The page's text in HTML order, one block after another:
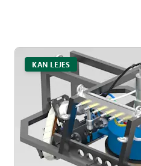
KAN LEJES